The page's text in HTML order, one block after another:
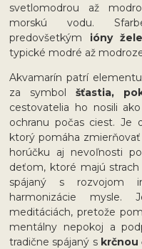
svetlomodrou až
morskú vodu.
predovšetkým ióny
typické modré až
Akvamarín patrí
za symbolšťastia,
cestovatelia ho nosili ako
ochranu počas ciest. Je
ktorý pomáha
horúčku aj nevoľnosti
deťom, ktoré majú
spájaný s rozvojom
harmonizácie mysle.
meditáciách, pretože
mentálny nepokoj a
tradične spájaný skrčnou